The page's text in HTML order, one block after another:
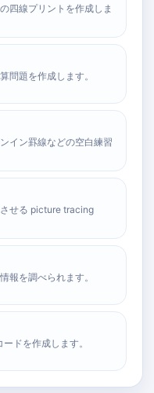
四線プリントを作成しま
問題を作成します。
イン罫線などの空白練習
せる picture tracing
報を調べられます。
ドを作成します。